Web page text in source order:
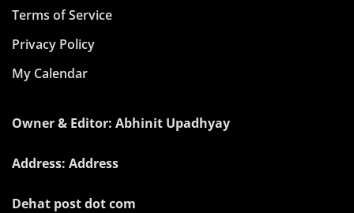
Terms of Service
Privacy Policy
My Calendar
Owner & Editor: Abhinit Upadhyay
Address: Address
Dehat post dot com